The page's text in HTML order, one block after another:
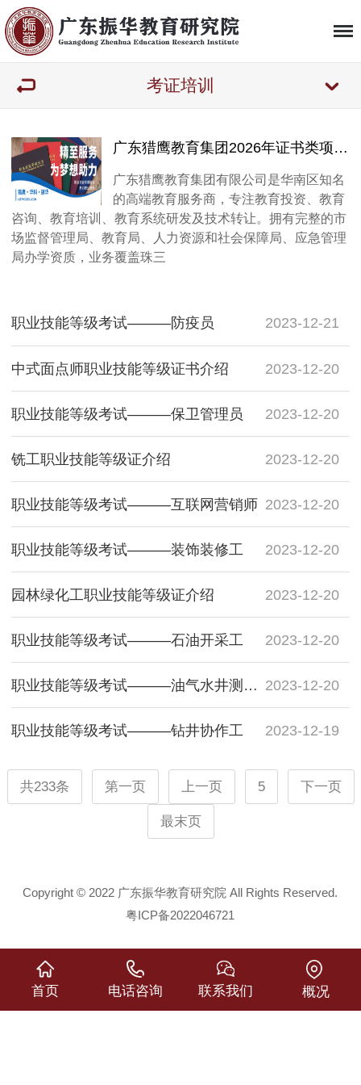
考证培训
广东猎鹰教育集团2026年证书类项目招生总简章
广东猎鹰教育集团有限公司是华南区知名
的高端教育服务商，专注教育投资、教育
咨询、教育培训、教育系统研发及技术转让。拥有完整的市
场监督管理局、教育局、人力资源和社会保障局、应急管理
局办学资质，业务覆盖珠三
职业技能等级考试———防疫员 2023-12-21
中式面点师职业技能等级证书介绍 2023-12-20
职业技能等级考试———保卫管理员 2023-12-20
铣工职业技能等级证介绍 2023-12-20
职业技能等级考试———互联网营销师 2023-12-20
职业技能等级考试———装饰装修工 2023-12-20
园林绿化工职业技能等级证介绍 2023-12-20
职业技能等级考试———石油开采工 2023-12-20
职业技能等级考试———油气水井测试工 2023-12-20
职业技能等级考试———钻井协作工 2023-12-19
共233条 第一页 上一页 5 下一页
最末页
Copyright © 2022 广东振华教育研究院 All Rights Reserved.
粤ICP备2022046721
首页 电话咨询 联系我们 概况